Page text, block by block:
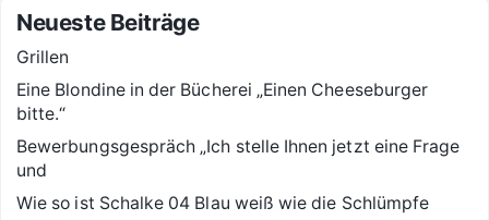
Neueste Beiträge
Grillen
Eine Blondine in der Bücherei „Einen Cheeseburger
bitte.“
Bewerbungsgespräch „Ich stelle Ihnen jetzt eine Frage
und
Wie so ist Schalke 04 Blau weiß wie die Schlümpfe